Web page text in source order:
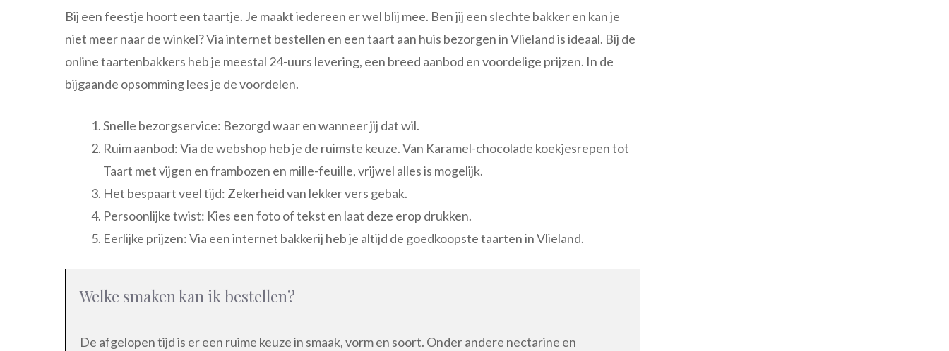
Bij een feestje hoort een taartje. Je maakt iedereen er wel blij mee. Ben jij een slechte bakker en kan je
niet meer naar de winkel? Via internet bestellen en een taart aan huis bezorgen in Vlieland is ideaal. Bij de
online taartenbakkers heb je meestal 24-uurs levering, een breed aanbod en voordelige prijzen. In de
bijgaande opsomming lees je de voordelen.
Snelle bezorgservice: Bezorgd waar en wanneer jij dat wil.
Ruim aanbod: Via de webshop heb je de ruimste keuze. Van Karamel-chocolade koekjesrepen tot
Taart met vijgen en frambozen en mille-feuille, vrijwel alles is mogelijk.
Het bespaart veel tijd: Zekerheid van lekker vers gebak.
Persoonlijke twist: Kies een foto of tekst en laat deze erop drukken.
Eerlijke prijzen: Via een internet bakkerij heb je altijd de goedkoopste taarten in Vlieland.
Welke smaken kan ik bestellen?
De afgelopen tijd is er een ruime keuze in smaak, vorm en soort. Onder andere nectarine en